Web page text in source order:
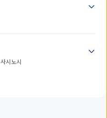
시노시